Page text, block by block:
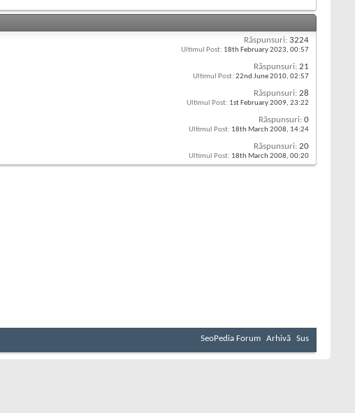
Răspunsuri: 3224
Ultimul Post: 18th February 2023, 00:57
Răspunsuri: 21
Ultimul Post: 22nd June 2010, 02:57
Răspunsuri: 28
Ultimul Post: 1st February 2009, 23:22
Răspunsuri: 0
Ultimul Post: 18th March 2008, 14:24
Răspunsuri: 20
Ultimul Post: 18th March 2008, 00:20
SeoPedia Forum Arhivă Sus